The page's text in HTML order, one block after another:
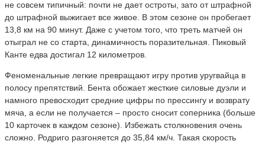
не совсем типичный: почти не дает остроты, зато от штрафной
до штрафной выжигает все живое. В этом сезоне он пробегает
13,8 км на 90 минут. Даже с учетом того, что треть матчей он
отыграл не со старта, динамичность поразительная. Пиковый
Канте едва достигал 12 километров.
Феноменальные легкие превращают игру против уругвайца в
полосу препятствий. Бента обожает жесткие силовые дуэли и
намного превосходит средние цифры по прессингу и возврату
мяча, а если не получается – просто сносит соперника (больше
10 карточек в каждом сезоне). Избежать столкновения очень
сложно. Родриго разгоняется до 35,84 км/ч. Такая скорость